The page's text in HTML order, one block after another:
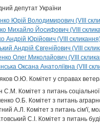
депутат України
Юрій Володимирович (VIII
Михайло Йосифович (VIII
Андрій Юрійович (VIII
Андрій Євгенійович (VIII
Олег Миколайович (VIII
Оксана Анатоліївна (VIII
О.Ю. Комітет у справах
С.М. Комітет з питань
О.Б. Комітет з питань
А.Л. Комітет з питань сім'ї,
С.І. Комітет з питань